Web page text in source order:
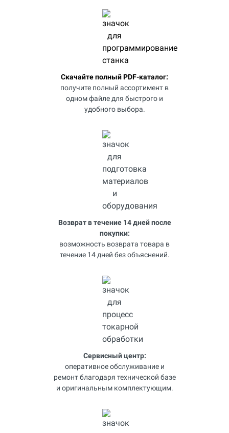
Скачайте полный PDF-каталог:
получите полный ассортимент в
одном файле для быстрого и
удобного выбора.
Возврат в течение 14 дней после
покупки:
возможность возврата товара в
течение 14 дней без объяснений.
Сервисный центр:
оперативное обслуживание и
ремонт благодаря технической базе
и оригинальным комплектующим.